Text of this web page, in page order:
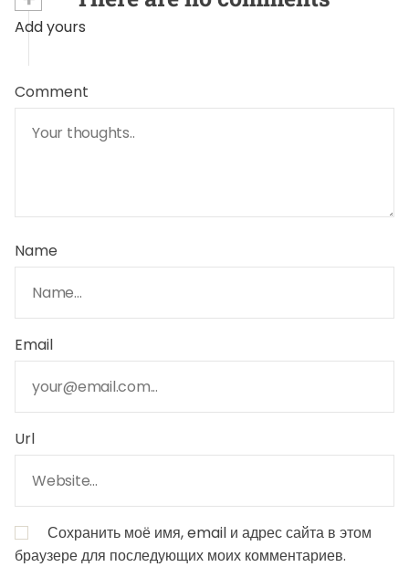
Add yours
Comment
Name
Email
Url
Сохранить моё имя, email и адрес сайта в этом
браузере для последующих моих комментариев.